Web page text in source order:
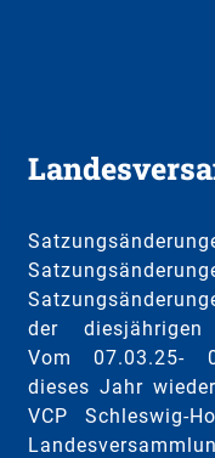
der diesjährigen
Vom 07.03.25-
dieses Jahr
VCP Schleswig-